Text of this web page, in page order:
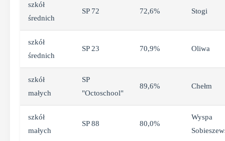
szkół
średnich
SP 72 72,6% Stogi
szkół
średnich
SP 23 70,9% Oliwa
szkół
małych
SP
"Octoschool"
89,6% Chełm
szkół
małych
SP 88 80,0%
Wyspa